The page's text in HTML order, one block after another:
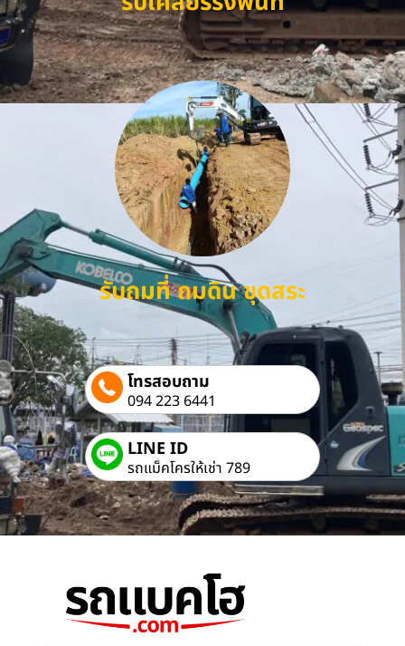
รับถมที่ ถมดิน ขุดสระ
โทรสอบถาม
094 223 6441
LINE ID
รถแม็คโครให้เช่า 789